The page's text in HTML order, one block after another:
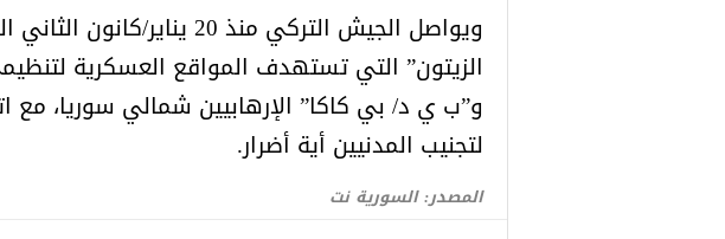
ويواصل الجيش التركي منذ 20
الزيتون” التي تستهدف المواقع العسكرية
و”ب ي د/ بي كاكا” الإرهابيين شمالي سوريا، مع
لتجنيب المدنيين أية أضرار.
المصدر: السورية نت